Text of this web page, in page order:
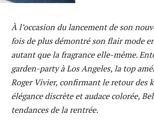
À l’occasion du lancement de son
fois de plus démontré son flair mode
autant que la fragrance elle-même.
garden-party à Los Angeles, la top
Roger Vivier, confirmant le retour des
élégance discrète et audace colorée,
tendances de la rentrée.